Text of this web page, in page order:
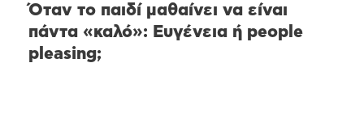
Όταν το παιδί μαθαίνει να είναι
πάντα «καλό»: Ευγένεια ή people
pleasing;